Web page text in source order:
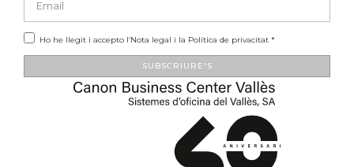
Ho he llegit i accepto l’Nota legal i la Política de privacitat *
SUBSCRIURE'S
Alternative: